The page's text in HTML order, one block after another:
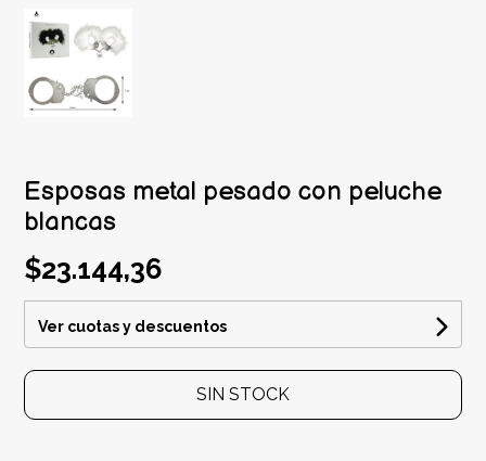
Esposas metal pesado con peluche
blancas
$23.144,36
Ver cuotas y descuentos
SIN STOCK